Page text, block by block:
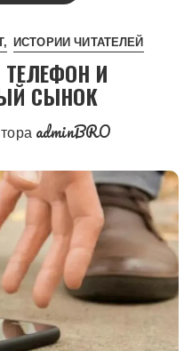
ИСТОРИИ ЧИТАТЕЛЕЙ
И
СЫНОК
adminBRO